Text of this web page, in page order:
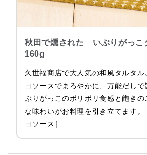
秋田で燻された いぶりがっ
160g
久世福商店で大人気の和風タルタル
ヨソースでまろやかに、万能だし
ぶりがっこのポリポリ食感と飽きの
な味わいがお料理を引き立てます。
ヨソース］